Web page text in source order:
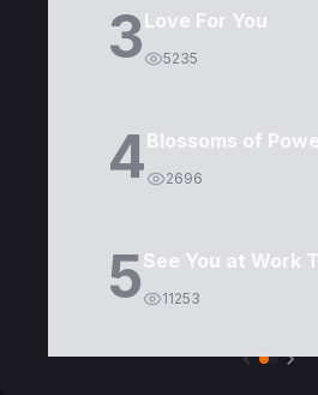
3Love For You
5235
4Blossoms of
2696
5See You at Work
11253